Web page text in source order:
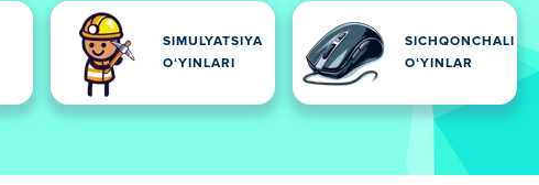
SIMULYATSIYA
OʻYINLARI
SICHQONCHALI
OʻYINLAR